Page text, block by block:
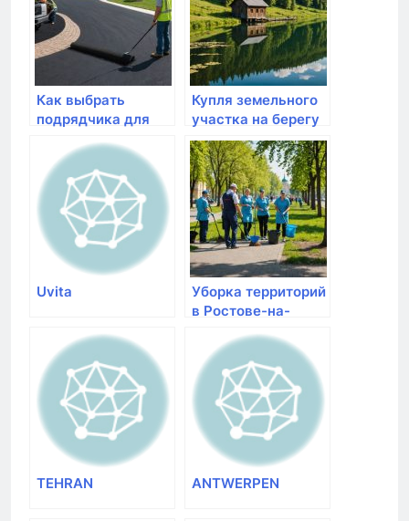
Как выбрать
подрядчика для
благоустройства
дворов: советы от
компании
СтройЛюкс
Купля земельного
участка на берегу
Можайского
водохранилища:
идеальное место
для жизни и
отдыха
Uvita
Уборка территорий
в Ростове-на-
надежного
партнера
TEHRAN ANTWERPEN